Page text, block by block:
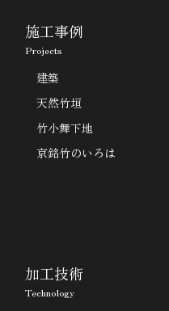
施工事例
Projects
建築
天然竹垣
竹小舞下地
京銘竹のいろは
加工技術
Technology